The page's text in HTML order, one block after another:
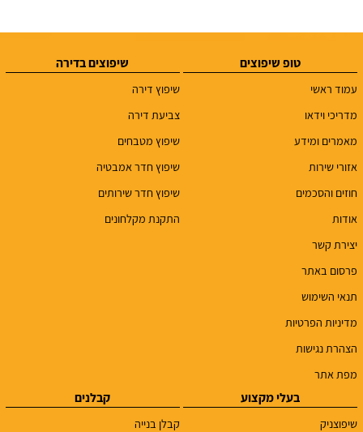
טופ שיפוצים
עמוד ראשי
מדריכי וידאו
מאמרים ומידע
אזורי שירות
חוזים והסכמים
אודות
יצירת קשר
פרסום באתר
תנאי השימוש
מדיניות הפרטיות
הצהרת נגישות
מפת אתר
שיפוצים בדירה
שיפוץ דירה
צביעת דירה
שיפוץ מטבחים
שיפוץ חדר אמבטיה
שיפוץ חדר שירותים
התקנת מקלחונים
בעלי מקצוע
שיפוצניק
קבלנים
קבלן בנייה